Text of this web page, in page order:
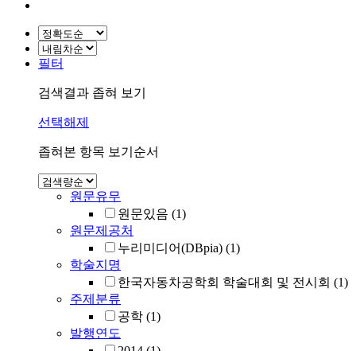
필터
검색결과 좁혀 보기
선택해제
좁혀본 항목 보기순서
원문유무
원문있음 (1)
원문제공처
누리미디어(DBpia) (1)
학술지명
한국자동차공학회 학술대회 및 전시회 (1)
주제분류
공학 (1)
발행연도